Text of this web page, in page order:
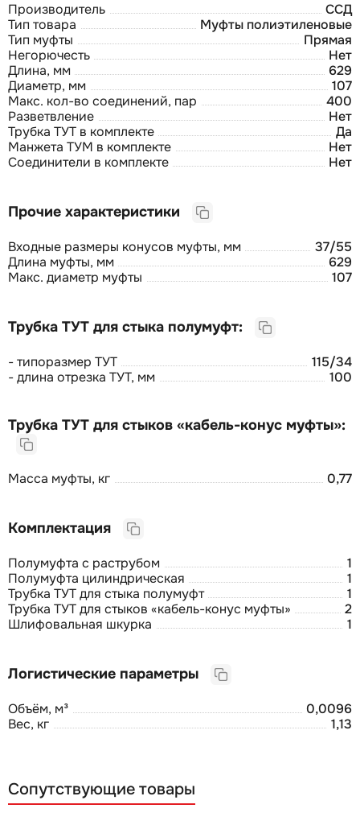
Производитель
ССД
Тип товара
Муфты полиэтиленовые
Тип муфты
Прямая
Негорючесть
Нет
Длина, мм
629
Диаметр, мм
107
Макс. кол-во соединений, пар
400
Разветвление
Нет
Трубка ТУТ в комплекте
Да
Манжета ТУМ в комплекте
Нет
Соединители в комплекте
Нет
Прочие характеристики
Входные размеры конусов муфты, мм
37/55
Длина муфты, мм
629
Макс. диаметр муфты
107
Трубка ТУТ для стыка полумуфт:
- типоразмер ТУТ
115/34
- длина отрезка ТУТ, мм
100
Трубка ТУТ для стыков «кабель-конус муфты»:
Масса муфты, кг 0,77
Комплектация
Полумуфта с раструбом
1
Полумуфта цилиндрическая
1
Трубка ТУТ для стыка полумуфт
1
Трубка ТУТ для стыков «кабель-конус муфты»
2
Шлифовальная шкурка
1
Логистические параметры
Объём, м³
0,0096
Вес, кг
1,13
Сопутствующие товары